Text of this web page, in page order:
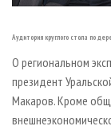
Аудитория круглого стола по
О региональном
президент
Макаров. Кроме